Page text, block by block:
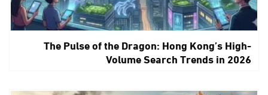
The Pulse of the Dragon: Hong Kong’s High-
Volume Search Trends in 2026